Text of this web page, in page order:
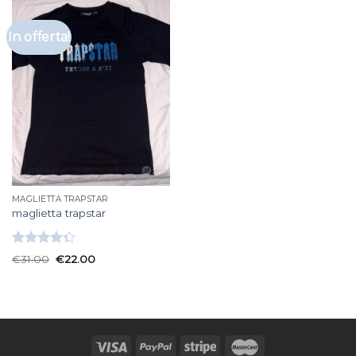
In offerta!
MAGLIETTA TRAPSTAR
maglietta trapstar
Valutato
€31.00 €22.00